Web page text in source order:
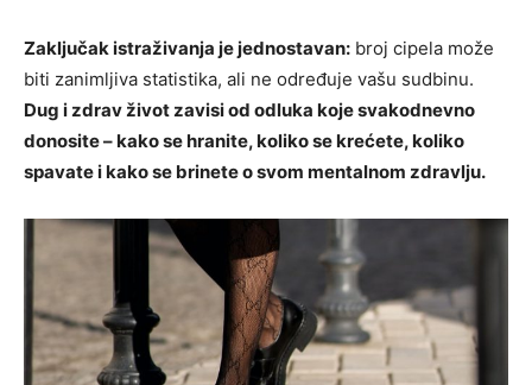
Zaključak istraživanja je jednostavan: broj cipela može
biti zanimljiva statistika, ali ne određuje vašu sudbinu.
Dug i zdrav život zavisi od odluka koje svakodnevno
donosite – kako se hranite, koliko se krećete, koliko
spavate i kako se brinete o svom mentalnom zdravlju.